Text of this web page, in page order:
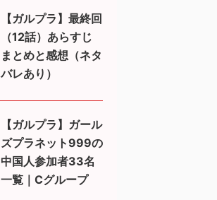
【ガルプラ】最終回
（12話）あらすじ
まとめと感想（ネタ
バレあり）
【ガルプラ】ガール
ズプラネット999の
中国人参加者33名
一覧｜Cグループ